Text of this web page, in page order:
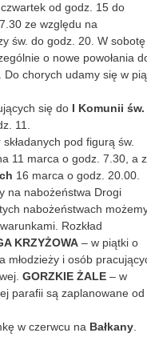
od godz. 15 do
ze względu na
św. do godz. 20. W
o nowe powołania
Do chorych udamy się w
się do I Komunii św.
11.
składanych pod figurą św.
11 marca o godz. 7.30, a
16 marca o godz. 20.00.
na nabożeństwa Drogi
nabożeństwach
Rozkład
KRZYŻOWA – w piątki o
młodzieży i osób
GORZKIE ŻALE – w
parafii są zaplanowane od
w czerwcu na Bałkany.